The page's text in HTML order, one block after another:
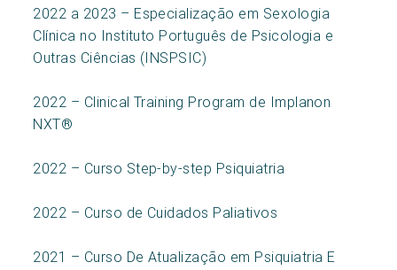
2022 a 2023 – Especialização em Sexologia
Clínica no Instituto Português de Psicologia e
Outras Ciências (INSPSIC)
2022 – Clinical Training Program de Implanon
NXT®
2022 – Curso Step-by-step Psiquiatria
2022 – Curso de Cuidados Paliativos
2021 – Curso De Atualização em Psiquiatria E